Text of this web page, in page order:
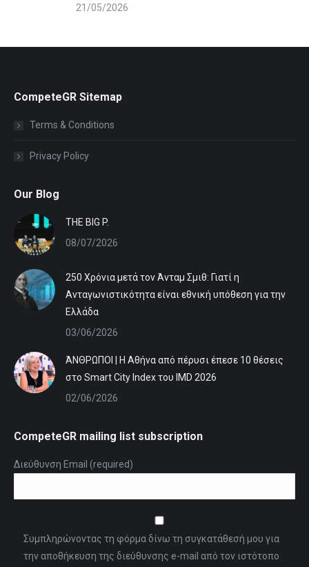
21/05/2026
CompeteGR Sitemap
Terms & Conditions
Privacy Policy
Our Blog
ΤHE BIG P.
08/07/2026
250 Χρόνια μετά τον Άνταμ Σμιθ: Γιατί η
Ανταγωνιστικότητα είναι εθνική υπόθεση για την
Ελλάδα
03/06/2026
ΆΝΘΡΩΠΟΙ | Η Αθήνα από πέρυσι έπεσε 10 θέσεις
στο Smart City Index του IMD 2026
02/06/2026
CompeteGR mailing list subscription
Διεύθυνση Email (required)
Συμπληρώνοντας τη φόρμα δίνω τη συγκατάθεσή μου για
την αποθήκευση της διεύθυνσης e-mail από τον ιστότοπο